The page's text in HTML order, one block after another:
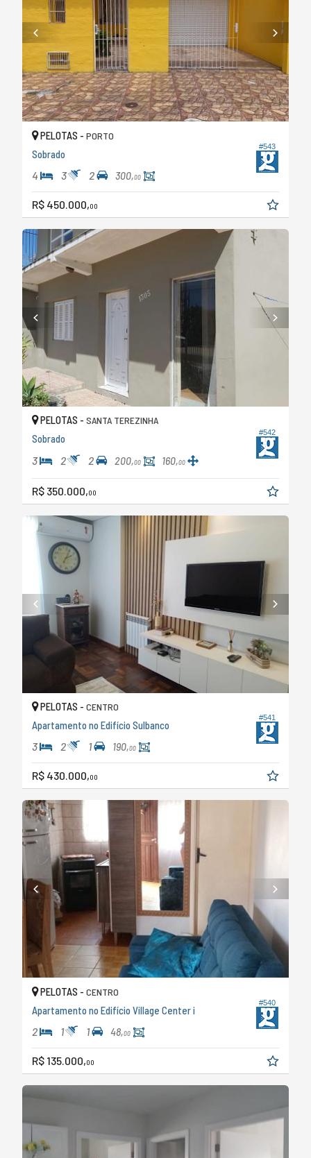
#543
PELOTAS - PORTO
Sobrado
4 3 2 300,00
R$ 450.000,00
#542
PELOTAS - SANTA TEREZINHA
Sobrado
3 2 2 200,00 160,00
R$ 350.000,00
#541
PELOTAS - CENTRO
Apartamento no Edifício Sulbanco
3 2 1 190,00
R$ 430.000,00
#540
PELOTAS - CENTRO
Apartamento no Edifício Village Center i
2 1 1 48,00
R$ 135.000,00